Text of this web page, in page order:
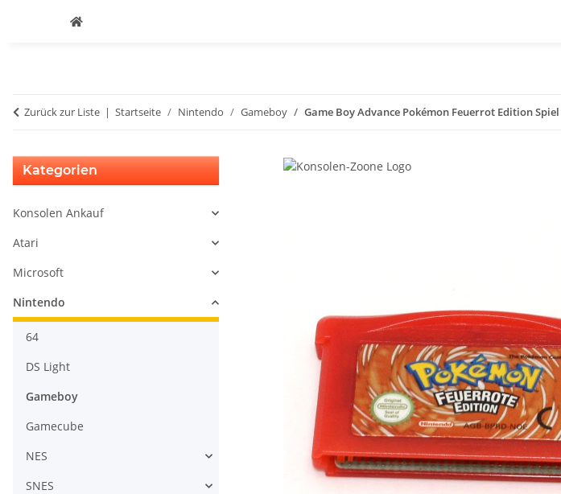
Zurück zur Liste Startseite Nintendo Gameboy Game Boy Advance Pokémon Feuerrot Edition
Kategorien
Konsolen Ankauf
Atari
Microsoft
Nintendo
64
DS Light
Gameboy
Gamecube
NES
SNES